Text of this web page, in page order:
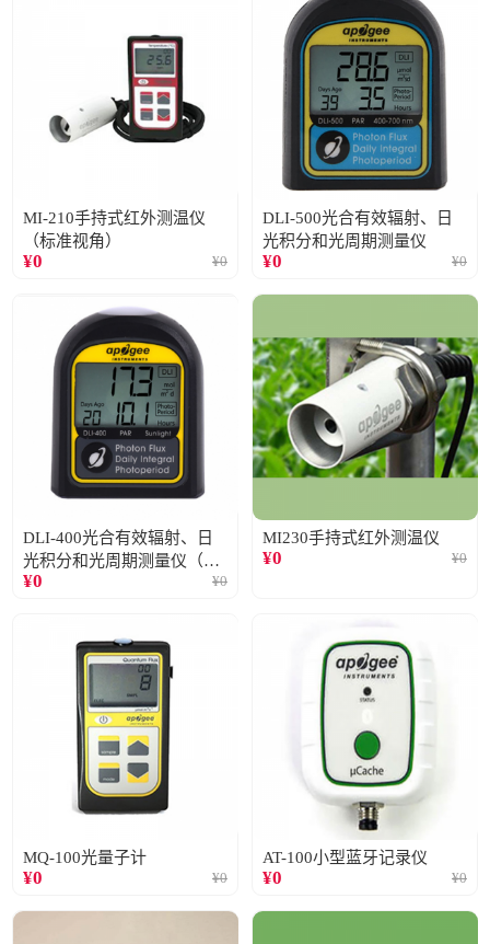
MI-210手持式红外测温仪
（标准视角）
¥0 ¥0
DLI-500光合有效辐射、日
光积分和光周期测量仪
¥0 ¥0
DLI-400光合有效辐射、日
光积分和光周期测量仪（仅
阳光）
¥0 ¥0
MI230手持式红外测温仪
¥0 ¥0
MQ-100光量子计
¥0 ¥0
AT-100小型蓝牙记录仪
¥0 ¥0